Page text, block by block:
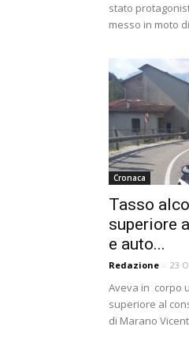
stato
messo in moto
Cronaca
Tasso
superiore
e auto...
Redazione - 23
Aveva in corpo
superiore al
di Marano